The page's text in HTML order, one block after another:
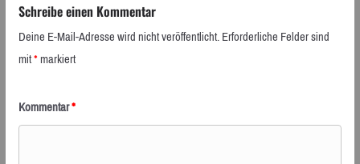
Schreibe einen Kommentar
Deine E-Mail-Adresse wird nicht veröffentlicht.Erforderliche Felder sind
mit*markiert
Kommentar*